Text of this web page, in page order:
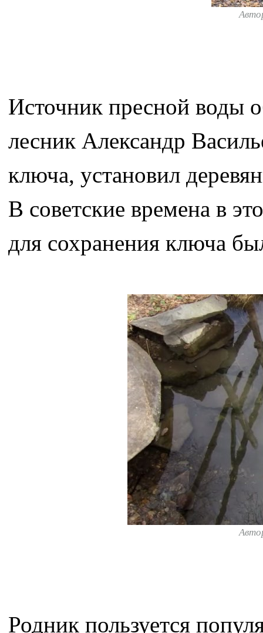
Источник пресной воды
лесник Александр
ключа, установил
В советские времена в
для сохранения ключа
Родник пользуется